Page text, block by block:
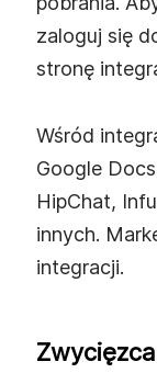
zaloguj się
stronę
Wśród
Google
HipChat,
innych.
integracji.
Zwycięzca